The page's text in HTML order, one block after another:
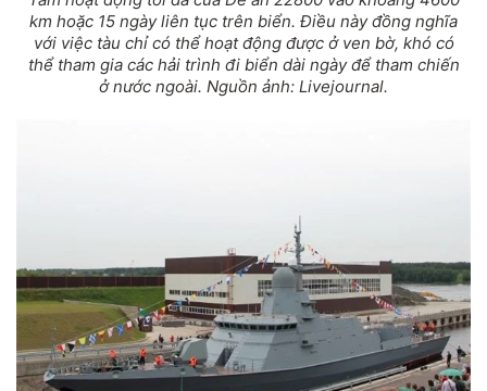
km hoặc 15 ngày liên tục trên biển. Điều này đồng nghĩa
với việc tàu chỉ có thể hoạt động được ở ven bờ, khó có
thể tham gia các hải trình đi biển dài ngày để tham chiến
ở nước ngoài. Nguồn ảnh: Livejournal.